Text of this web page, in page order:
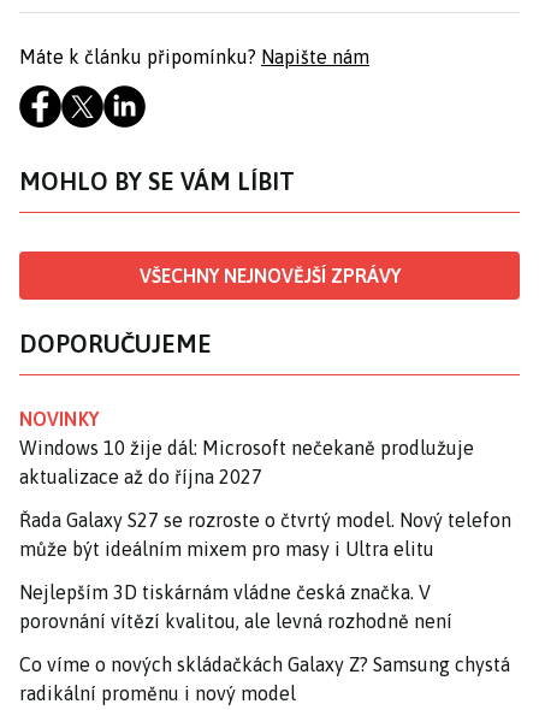
Máte k článku připomínku? Napište nám
MOHLO BY SE VÁM LÍBIT
VŠECHNY NEJNOVĚJŠÍ ZPRÁVY
DOPORUČUJEME
NOVINKY
Windows 10 žije dál: Microsoft nečekaně prodlužuje
aktualizace až do října 2027
Řada Galaxy S27 se rozroste o čtvrtý model. Nový telefon
může být ideálním mixem pro masy i Ultra elitu
Nejlepším 3D tiskárnám vládne česká značka. V
porovnání vítězí kvalitou, ale levná rozhodně není
Co víme o nových skládačkách Galaxy Z? Samsung chystá
radikální proměnu i nový model